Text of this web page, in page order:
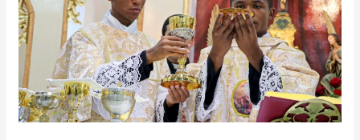
la
Solemnidad
del
Corpus
Christi
de